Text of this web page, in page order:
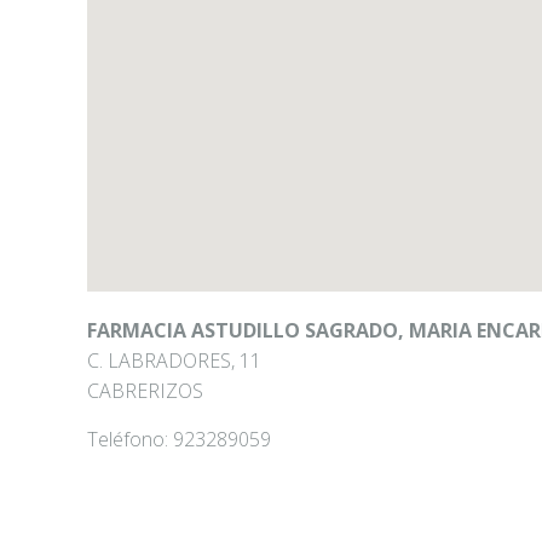
FARMACIA ASTUDILLO SAGRADO, MARIA
C. LABRADORES, 11
CABRERIZOS
Teléfono: 923289059